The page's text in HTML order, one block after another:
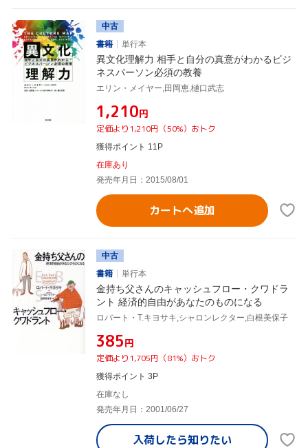
中古
書籍
単行本
異文化理解力 相手と自分の真意がわかるビジ
ネスパーソン必須の教養
エリン・メイヤー,田岡恵,樋口武志
¥1,210円
定価より1,210円（50%）おトク
獲得ポイント 11P
在庫あり
発売年月日：2015/08/01
カートへ追加
中古
書籍
単行本
金持ち父さんのキャッシュフロー・クワドラ
ント 経済的自由があなたのものになる
ロバート・T.キヨサキ,シャロンレクター,白根美保子
¥385円
定価より1,705円（81%）おトク
獲得ポイント 3P
在庫なし
発売年月日：2001/06/27
入荷したら知りたい